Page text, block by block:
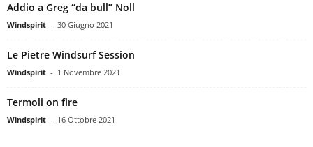
Addio a Greg “da bull” Noll
Windspirit - 30 Giugno 2021
Le Pietre Windsurf Session
Windspirit - 1 Novembre 2021
Termoli on fire
Windspirit - 16 Ottobre 2021